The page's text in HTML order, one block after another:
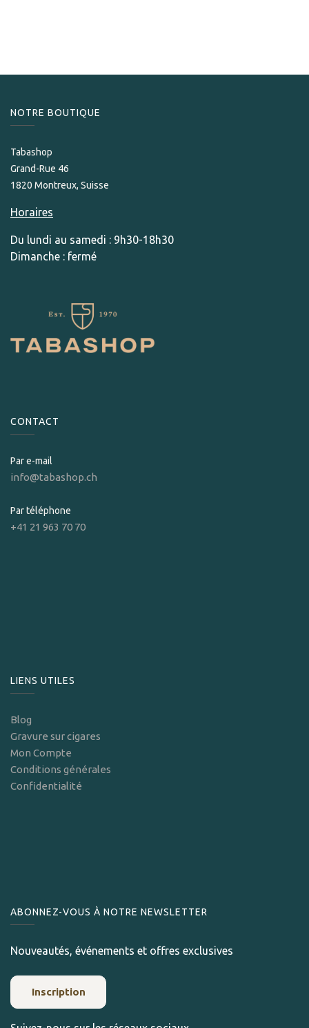
NOTRE BOUTIQUE
Tabashop
Grand-Rue 46
1820 Montreux, Suisse
Horaires
Du lundi au samedi : 9h30-18h30
Dimanche : fermé
CONTACT
Par e-mail
info@tabashop.ch
Par téléphone
+41 21 963 70 70
LIENS UTILES
Blog
Gravure sur cigares
Mon Compte
Conditions générales
Confidentialité
ABONNEZ-VOUS À NOTRE NEWSLETTER
Nouveautés, événements et offres exclusives
Inscription